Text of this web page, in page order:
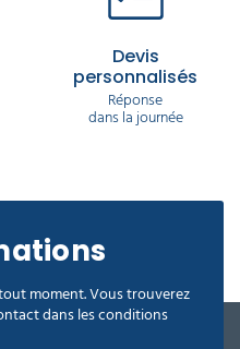
Devis
personnalisés
Réponse
dans la journée
moment. Vous trouverez
dans les conditions